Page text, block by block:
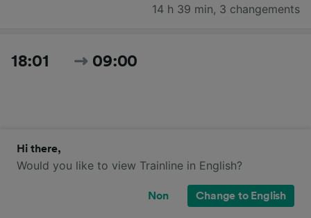
14 h 39 min, 3 changements
18:01 09:00
14 h 59 min,2 changements
Hi there,
Would you like to view Trainline in English?
Non Change to English